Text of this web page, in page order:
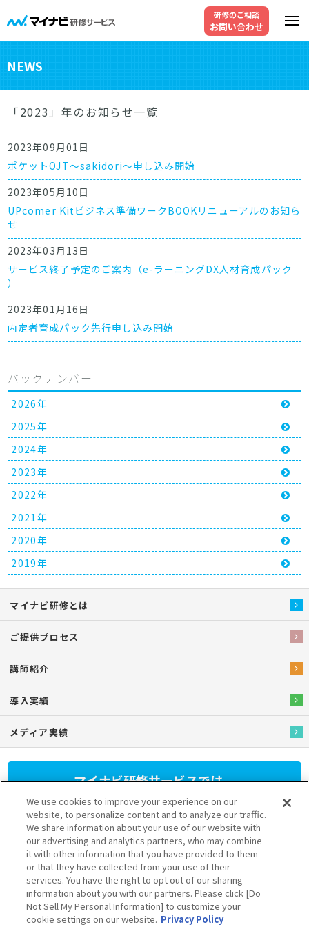
研修のご相談
お問い合わせ
NEWS
「2023」年のお知らせ一覧
2023年09月01日
ポケットOJT～sakidori～申し込み開始
2023年05月10日
UPcomer Kitビジネス準備ワークBOOKリニューアルのお知ら
せ
2023年03月13日
サービス終了予定のご案内（e-ラーニングDX人材育成パック
）
2023年01月16日
内定者育成パック先行申し込み開始
バックナンバー
2026年
2025年
2024年
2023年
2022年
2021年
2020年
2019年
マイナビ研修とは
ご提供プロセス
講師紹介
導入実績
メディア実績
マイナビ研修サービスでは、
人材育成研修プログラムを
提供しています。
さまざまなニーズに応じたプランをご用意しておりますのでお気軽
にお問い合わせください。
03-6628-5111
受付 9:30～17:30（土日祝を除く）
We use cookies to improve your experience on our
website, to personalize content and to analyze our traffic.
We share information about your use of our website with
our advertising and analytics partners, who may combine
it with other information that you have provided to them
or that they have collected from your use of their
services. You have the right to opt out of our sharing
information about you with our partners. Please click [Do
Not Sell My Personal Information] to customize your
cookie settings on our website. Privacy Policy